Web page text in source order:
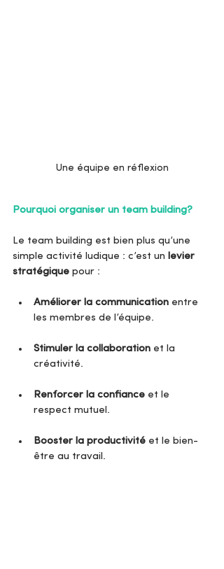
Une équipe en réflexion
Pourquoi organiser un team building?
Le team building est bien plus qu’une
simple activité ludique : c’est un levier
stratégique pour :
Améliorer la communication entre
les membres de l’équipe.
Stimuler la collaboration et la
créativité.
Renforcer la confiance et le
respect mutuel.
Booster la productivité et le bien-
être au travail.